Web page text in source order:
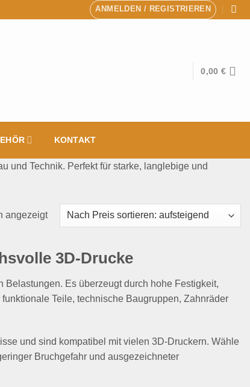
ANMELDEN / REGISTRIEREN
0,00 €
KONTAKT
und Technik. Perfekt für starke, langlebige und
angezeigtNach
Preis
aufsteigend
3D-Drucke
Es überzeugt durch hohe Festigkeit,
Teile, technische Baugruppen, Zahnräder
und sind kompatibel mit vielen 3D-Druckern. Wähle
Bruchgefahr und ausgezeichneter